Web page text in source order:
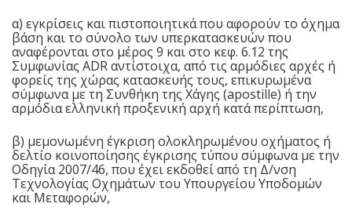
α) εγκρίσεις και πιστοποιητικά που αφορούν το όχημα
βάση και το σύνολο των υπερκατασκευών που
αναφέρονται στο μέρος 9 και στο κεφ. 6.12 της
Συμφωνίας ADR αντίστοιχα, από τις αρμόδιες αρχές ή
φορείς της χώρας κατασκευής τους, επικυρωμένα
σύμφωνα με τη Συνθήκη της Χάγης (apostille) ή την
αρμόδια ελληνική προξενική αρχή κατά περίπτωση,
β) μεμονωμένη έγκριση ολοκληρωμένου οχήματος ή
δελτίο κοινοποίησης έγκρισης τύπου σύμφωνα με την
Οδηγία 2007/46, που έχει εκδοθεί από τη Δ/νση
Τεχνολογίας Οχημάτων του Υπουργείου Υποδομών
και Μεταφορών,